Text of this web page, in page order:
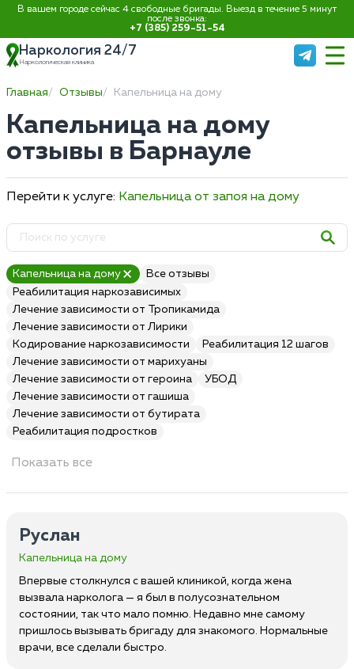
В вашем городе сейчас 4 свободные бригады. Выезд в течение 5 минут
после звонка:
+7 (385) 259-51-54
Наркология 24/7
Наркологическая клиника
Главная Отзывы Капельница на дому
Капельница на дому
отзывы в Барнауле
Перейти к услуге: Капельница от запоя на дому
Капельница на дому
Все отзывы
Реабилитация наркозависимых
Лечение зависимости от Тропикамида
Лечение зависимости от Лирики
Кодирование наркозависимости
Реабилитация 12 шагов
Лечение зависимости от марихуаны
Лечение зависимости от героина
УБОД
Лечение зависимости от гашиша
Лечение зависимости от бутирата
Реабилитация подростков
Показать все
Руслан
Капельница на дому
Впервые столкнулся с вашей клиникой, когда жена
вызвала нарколога — я был в полусознательном
состоянии, так что мало помню. Недавно мне самому
пришлось вызывать бригаду для знакомого. Нормальные
врачи, все сделали быстро.